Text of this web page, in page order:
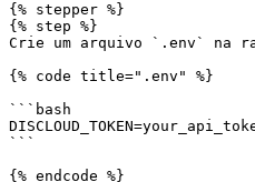
{% stepper %}
{% step %}
Crie um arquivo `.env` na
{% code title=".env" %}
```bash
```
{% endcode %}